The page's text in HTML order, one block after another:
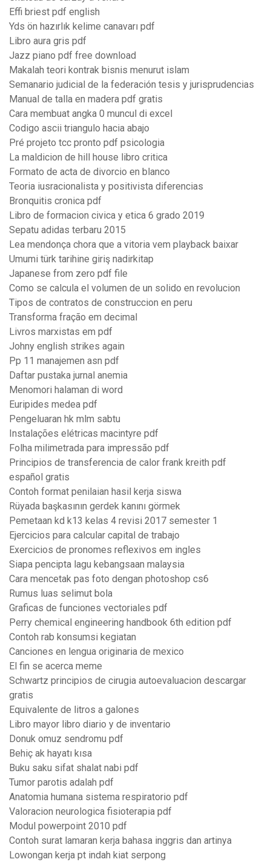
Effi briest pdf english
Yds ön hazırlık kelime canavarı pdf
Libro aura gris pdf
Jazz piano pdf free download
Makalah teori kontrak bisnis menurut islam
Semanario judicial de la federación tesis y jurisprudencias
Manual de talla en madera pdf gratis
Cara membuat angka 0 muncul di excel
Codigo ascii triangulo hacia abajo
Pré projeto tcc pronto pdf psicologia
La maldicion de hill house libro critica
Formato de acta de divorcio en blanco
Teoria iusracionalista y positivista diferencias
Bronquitis cronica pdf
Libro de formacion civica y etica 6 grado 2019
Sepatu adidas terbaru 2015
Lea mendonça chora que a vitoria vem playback baixar
Umumi türk tarihine giriş nadirkitap
Japanese from zero pdf file
Como se calcula el volumen de un solido en revolucion
Tipos de contratos de construccion en peru
Transforma fração em decimal
Livros marxistas em pdf
Johny english strikes again
Pp 11 manajemen asn pdf
Daftar pustaka jurnal anemia
Menomori halaman di word
Euripides medea pdf
Pengeluaran hk mlm sabtu
Instalações elétricas macintyre pdf
Folha milimetrada para impressão pdf
Principios de transferencia de calor frank kreith pdf
español gratis
Contoh format penilaian hasil kerja siswa
Rüyada başkasının gerdek kanını görmek
Pemetaan kd k13 kelas 4 revisi 2017 semester 1
Ejercicios para calcular capital de trabajo
Exercicios de pronomes reflexivos em ingles
Siapa pencipta lagu kebangsaan malaysia
Cara mencetak pas foto dengan photoshop cs6
Rumus luas selimut bola
Graficas de funciones vectoriales pdf
Perry chemical engineering handbook 6th edition pdf
Contoh rab konsumsi kegiatan
Canciones en lengua originaria de mexico
El fin se acerca meme
Schwartz principios de cirugia autoevaluacion descargar
gratis
Equivalente de litros a galones
Libro mayor libro diario y de inventario
Donuk omuz sendromu pdf
Behiç ak hayatı kısa
Buku saku sifat shalat nabi pdf
Tumor parotis adalah pdf
Anatomia humana sistema respiratorio pdf
Valoracion neurologica fisioterapia pdf
Modul powerpoint 2010 pdf
Contoh surat lamaran kerja bahasa inggris dan artinya
Lowongan kerja pt indah kiat serpong